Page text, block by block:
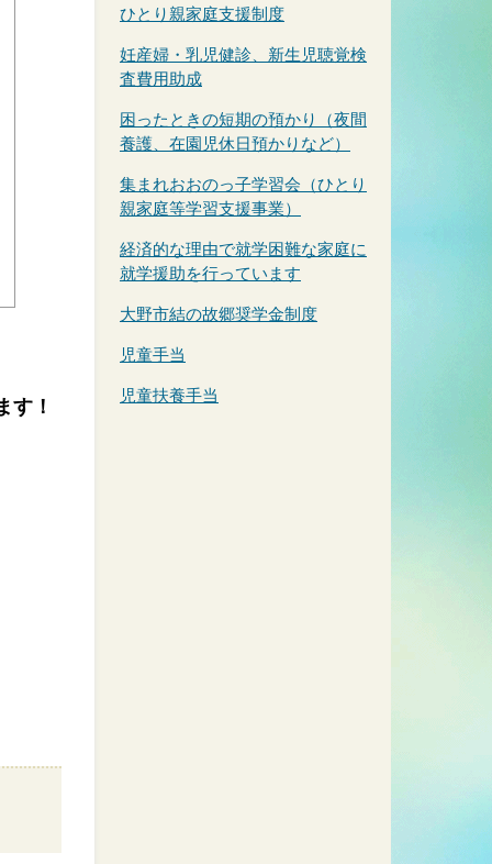
す！
ひとり親家庭支援制度
妊産婦・乳児健診、新生児聴覚検
査費用助成
困ったときの短期の預かり（夜間
養護、在園児休日預かりなど）
集まれおおのっ子学習会（ひとり
親家庭等学習支援事業）
経済的な理由で就学困難な家庭に
就学援助を行っています
大野市結の故郷奨学金制度
児童手当
児童扶養手当